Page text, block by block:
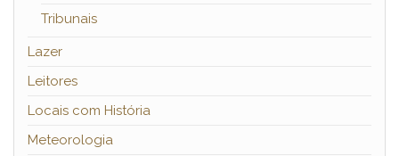
Tribunais
Lazer
Leitores
Locais com História
Meteorologia